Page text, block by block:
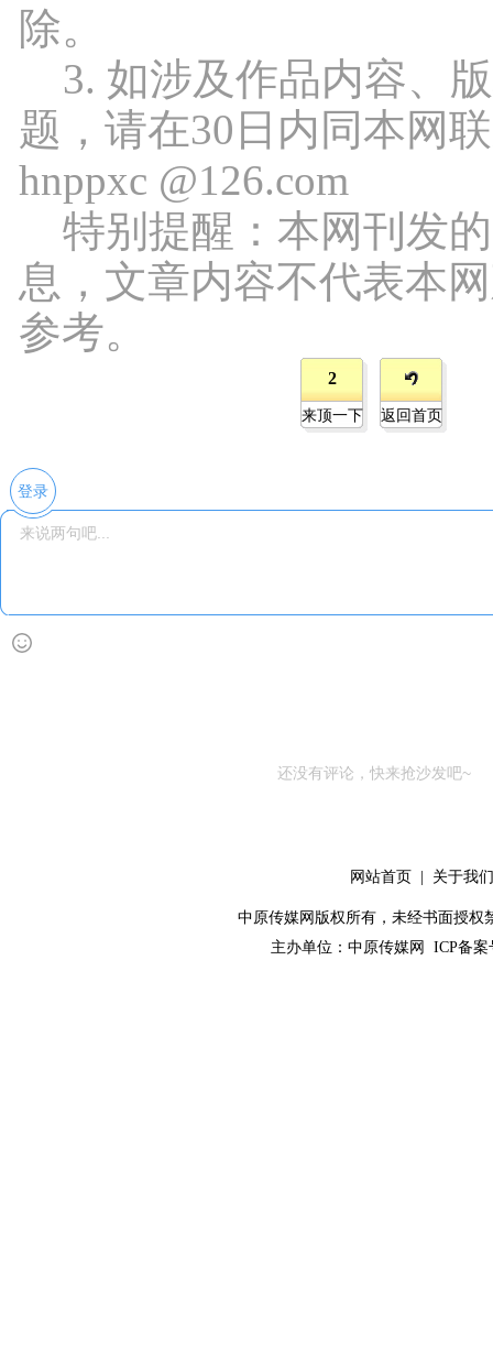
除。
3. 如涉及作品内容、
题，请在30日内同本网
hnppxc @126.com
特别提醒：本网刊发
息，文章内容不代表本
参考。
2
来顶一下 返回首页
登录
还没有评论，快来抢沙发吧~
网站首页 关于我们
中原传媒网版权所有，未经书面授权
主办单位： 中原传媒网 ICP备案